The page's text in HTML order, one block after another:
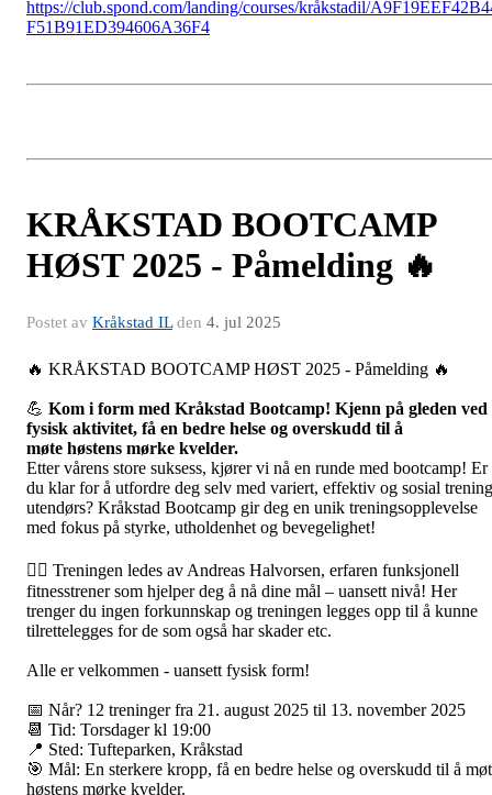
https://club.spond.com/landing/courses/kråkstadil/
F51B91ED394606A36F4
KRÅKSTAD BOOTCAMP
HØST 2025 - Påmelding 🔥
Postet av Kråkstad ILden 4. jul 2025
🔥 KRÅKSTAD BOOTCAMP HØST 2025 - Påmelding 🔥
💪 Kom i form med Kråkstad Bootcamp! Kjenn på gleden ved
fysisk aktivitet, få en bedre helse og overskudd til å
møte høstens mørke kvelder.
Etter vårens store suksess, kjører vi nå en runde med bootcamp! Er
du klar for å utfordre deg selv med variert, effektiv og sosial trening
utendørs? Kråkstad Bootcamp gir deg en unik treningsopplevelse
med fokus på styrke, utholdenhet og bevegelighet!
🏋️‍♂️ Treningen ledes av Andreas Halvorsen, erfaren funksjonell
fitnesstrener som hjelper deg å nå dine mål – uansett nivå! Her
trenger du ingen forkunnskap og treningen legges opp til å kunne
tilrettelegges for de som også har skader etc.
Alle er velkommen - uansett fysisk form!
📅 Når? 12 treninger fra 21. august 2025 til 13. november 2025
📆 Tid: Torsdager kl 19:00
📍 Sted: Tufteparken, Kråkstad
🎯 Mål: En sterkere kropp, få en bedre helse og overskudd til å
høstens mørke kvelder.